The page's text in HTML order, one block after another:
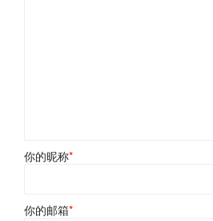
你的昵称*
你的邮箱*